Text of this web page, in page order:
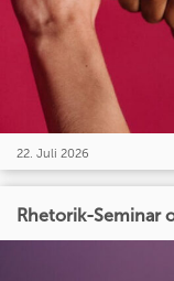
22. Juli 2026
Rhetorik-Seminar